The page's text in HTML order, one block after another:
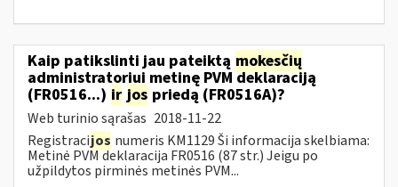
Kaip patikslinti jau pateiktą mokesčių
administratoriui metinę PVM deklaraciją
(FR0516...) ir jos priedą (FR0516A)?
Web turinio sąrašas 2018-11-22
Registracijos numeris KM1129 Ši informacija skelbiama:
Metinė PVM deklaracija FR0516 (87 str.) Jeigu po
užpildytos pirminės metinės PVM...